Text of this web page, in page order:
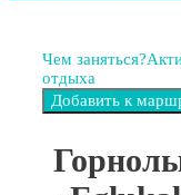
Чем заняться?
отдыха